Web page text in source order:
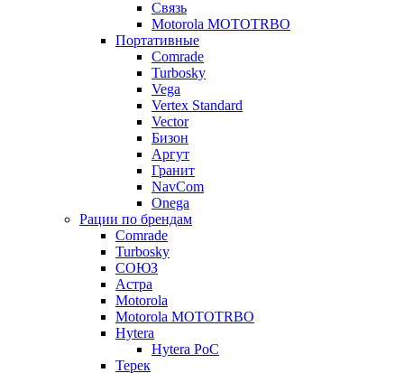
Связь
Motorola MOTOTRBO
Портативные
Comrade
Turbosky
Vega
Vertex Standard
Vector
Бизон
Аргут
Гранит
NavCom
Onega
Рации по брендам
Comrade
Turbosky
СОЮЗ
Астра
Motorola
Motorola MOTOTRBO
Hytera
Hytera PoC
Терек